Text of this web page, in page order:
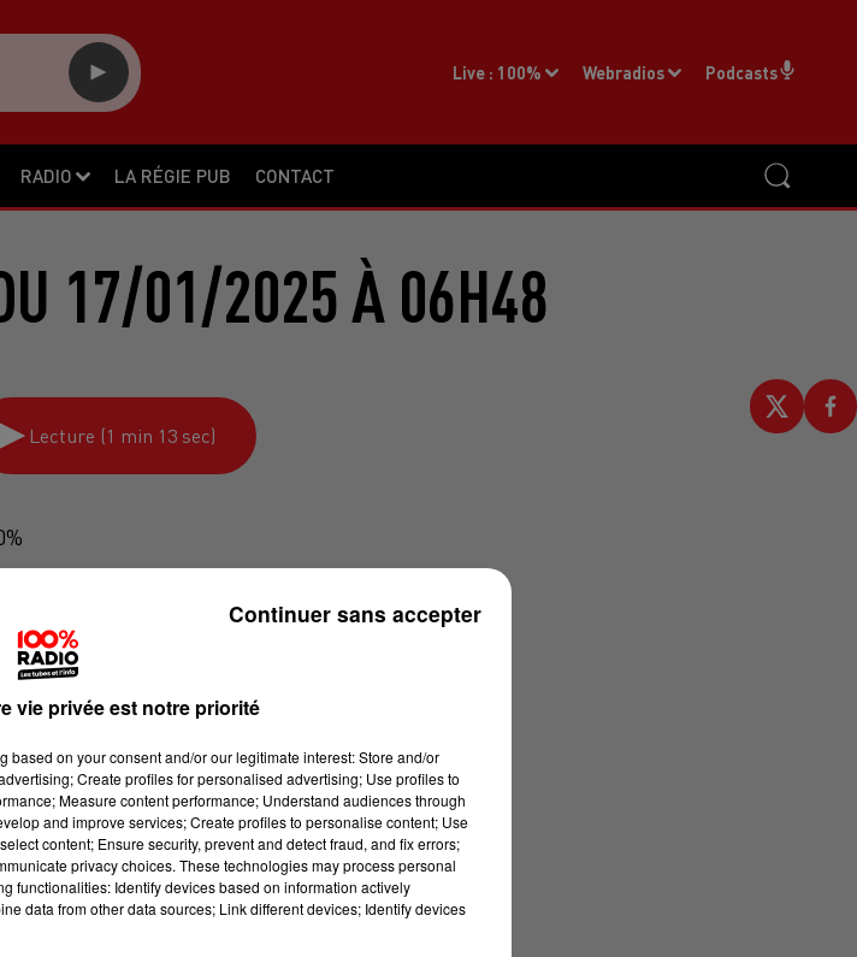
RADIO LA RÉGIE PUB CONTACT
Live : 100% Webradios Podcasts
17/01/2025 À 06H48
Lecture (1 min 13 sec)
vie privée est notre priorité
based on your consent and/or our legitimate interest: Store and/or
Create profiles for personalised advertising; Use profiles to
Measure content performance; Understand audiences through
and improve services; Create profiles to personalise content; Use
content; Ensure security, prevent and detect fraud, and fix errors;
privacy choices. These technologies may process personal
functionalities: Identify devices based on information actively
data from other data sources; Link different devices; Identify devices
Continuer sans accepter